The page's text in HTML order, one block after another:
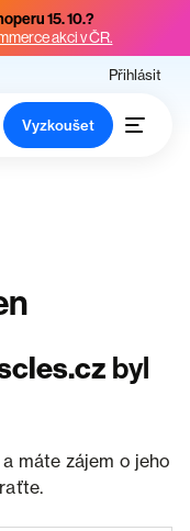
15. 10.?
akci v ČR.
Přihlásit
Vyzkoušet
byl
máte zájem o jeho